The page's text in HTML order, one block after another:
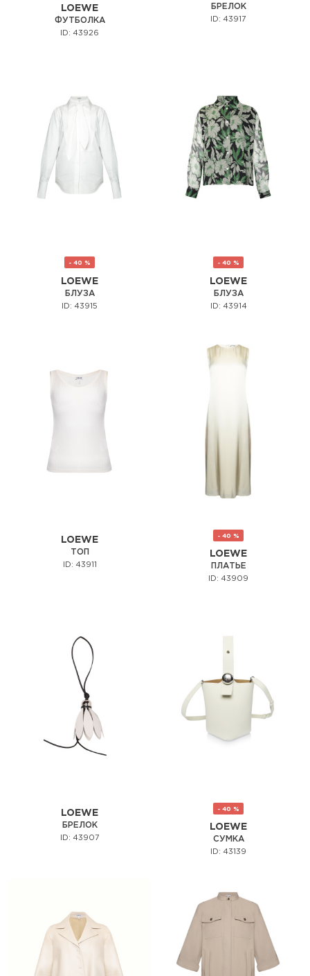
LOEWE
ФУТБОЛКА
ID: 43926
БРЕЛОК
ID: 43917
- 40 %
LOEWE
БЛУЗА
ID: 43915
- 40 %
LOEWE
БЛУЗА
ID: 43914
LOEWE
ТОП
ID: 43911
- 40 %
LOEWE
ПЛАТЬЕ
ID: 43909
LOEWE
БРЕЛОК
ID: 43907
- 40 %
LOEWE
СУМКА
ID: 43139